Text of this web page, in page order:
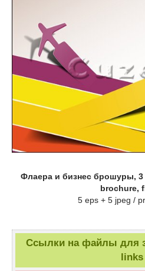
Флаера и бизнес брошуры, 3
brochure,
5 eps + 5 jpeg /
Ссылки на файлы для
links